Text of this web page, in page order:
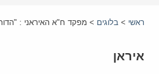
ראשי > בלוגים > מפקד ח"א האיראני :
איראן